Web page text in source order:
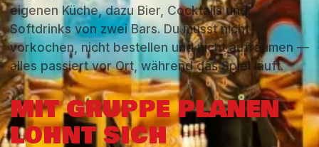
eigenen Küche, dazu Bier, Cocktails und
Softdrinks von zwei Bars. Du musst nicht
vorkochen, nicht bestellen und nicht aufräumen —
alles passiert vor Ort, während das Spiel läuft.
MIT GRUPPE PLANEN
LOHNT SICH